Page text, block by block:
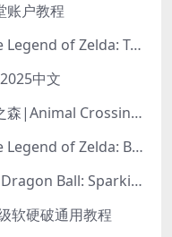
账户教程
塞尔达传说：王国之泪|The Legend of Zelda: Tears of the Kingdom中文
中文
集合啦！动物森友会|动物之森|Animal Crossing: New Horizons中文
塞尔达传说：旷野之息|The Legend of Zelda: Breath of the Wild中文
七龙珠：电光炸裂！ZERO|Dragon Ball: Sparking! Zero中文
软硬破通用教程